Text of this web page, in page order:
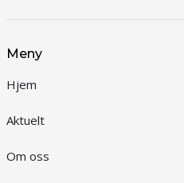
Meny
Hjem
Aktuelt
Om oss